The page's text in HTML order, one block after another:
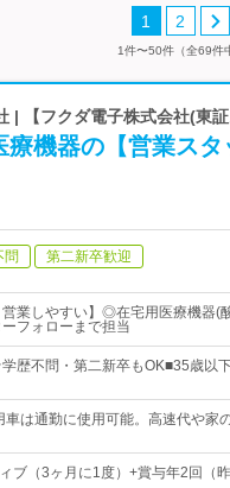
1 2
1件〜50件（全69件
| 【フクダ電子株式会社(東
療機器の【営業ス
問 第二新卒歓迎
営業しやすい】◎在宅用医療機器(
フォローまで担当
歴不問・第二新卒もOK■35歳
は通勤に使用可能。高速代や家
ブ（3ヶ月に1度）+賞与年2回（